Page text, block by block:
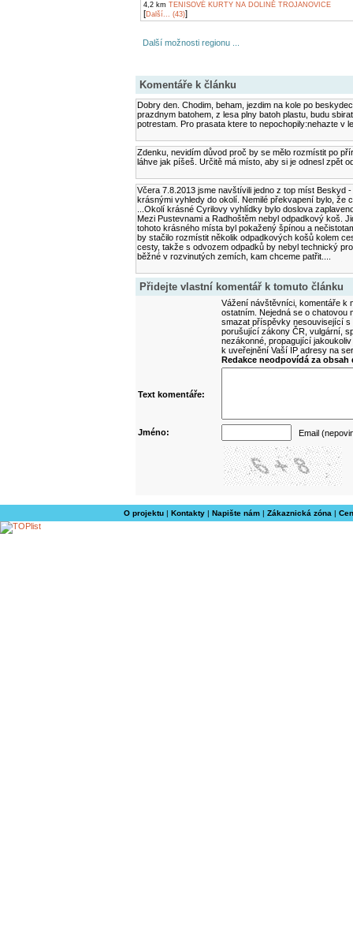
4,2 km TENISOVÉ KURTY NA DOLINĚ TROJANOVICE
[Další... (43)]
Další možnosti regionu ...
Komentáře k článku
Dobry den. Chodim, beham, jezdim na kole po
prazdnym batohem, z lesa plny batoh plastu, budu
potrestam. Pro prasata ktere to nepochopily:nehazte v
Zdenku, nevidím důvod proč by se mělo rozmístit po
láhve jak píšeš. Určitě má místo, aby si je odnesl zpět
Včera 7.8.2013 jsme navštívili jedno z top míst Beskyd
krásnými vyhledy do okolí. Nemilé překvapení bylo, že
...Okolí krásné Cyrilovy vyhlídky bylo doslova
Mezi Pustevnami a Radhoštěm nebyl odpadkový koš.
tohoto krásného místa byl pokažený špínou a
by stačilo rozmístit několik odpadkových košů kolem
cesty, takže s odvozem odpadků by nebyl technický
běžné v rozvinutých zemích, kam chceme patřit....
Přidejte vlastní komentář k tomuto článku
Vážení návštěvníci, komentáře k
ostatním. Nejedná se o
smazat příspěvky nesouvisející
porušující zákony ČR, vulgární,
nezákonné, propagující
k uveřejnění Vaší IP adresy na
Redakce neodpovídá za
Text komentáře:
Jméno: Email
O projektu| Kontakty| Napište nám| Zákaznická zóna |